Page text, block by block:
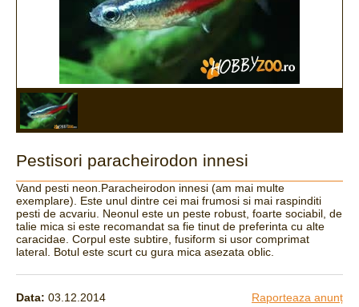
Pestisori paracheirodon innesi
Vand pesti neon.Paracheirodon innesi (am mai multe
exemplare). Este unul dintre cei mai frumosi si mai raspinditi
pesti de acvariu. Neonul este un peste robust, foarte sociabil, de
talie mica si este recomandat sa fie tinut de preferinta cu alte
caracidae. Corpul este subtire, fusiform si usor comprimat
lateral. Botul este scurt cu gura mica asezata oblic.
Data: 03.12.2014 Raporteaza anunț